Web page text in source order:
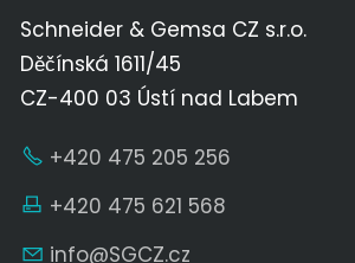
Schneider & Gemsa CZ s.r.o.
Děčínská 1611/45
CZ-400 03 Ústí nad Labem
+420 475 205 256
+420 475 621 568
nf
SGCZ cz